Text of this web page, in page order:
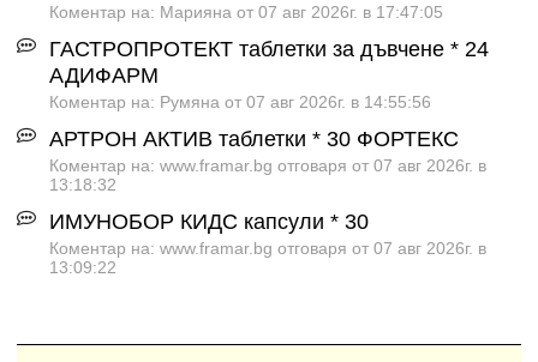
Коментар на: Марияна от 07 авг 2026г. в 17:47:05
ГАСТРОПРОТЕКТ таблетки за дъвчене * 24
АДИФАРМ
Коментар на: Румяна от 07 авг 2026г. в 14:55:56
АРТРОН АКТИВ таблетки * 30 ФОРТЕКС
Коментар на: www.framar.bg отговаря от 07 авг 2026г. в
13:18:32
ИМУНОБОР КИДС капсули * 30
Коментар на: www.framar.bg отговаря от 07 авг 2026г. в
13:09:22